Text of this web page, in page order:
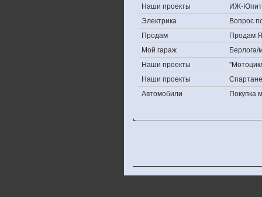
Наши проекты
ИЖ-
Электрика
Вопрос
Продам
Продам
Мой гараж
Берлога/
Наши проекты
Наши проекты
Автомобили
Покупка